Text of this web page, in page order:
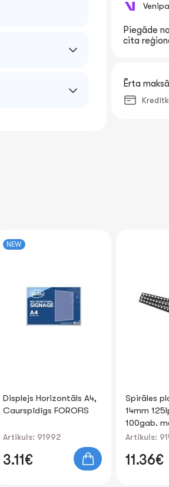
Piegāde
cita
Ērta
NEW
Displejs Horizontāls A4,
Caurspīdīgs FOROFIS
Artikuls: 91992
3.11€
Spirāles
14mm
100gab.
Artikuls:
11.36€